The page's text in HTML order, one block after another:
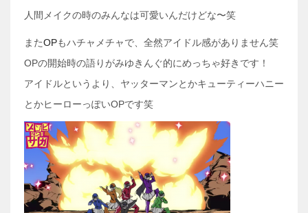
人間メイクの時のみんなは可愛いんだけどな〜笑
またOPもハチャメチャで、全然アイドル感がありません笑
OPの開始時の語りがみゆきんぐ的にめっちゃ好きです！
アイドルというより、ヤッターマンとかキューティーハニー
とかヒーローっぽいOPです笑